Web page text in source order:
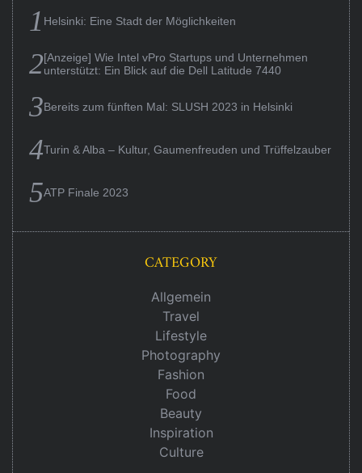
Helsinki: Eine Stadt der Möglichkeiten
[Anzeige] Wie Intel vPro Startups und Unternehmen
unterstützt: Ein Blick auf die Dell Latitude 7440
Bereits zum fünften Mal: SLUSH 2023 in Helsinki
Turin & Alba – Kultur, Gaumenfreuden und Trüffelzauber
ATP Finale 2023
CATEGORY
Allgemein
Travel
Lifestyle
Photography
Fashion
Food
Beauty
Inspiration
Culture